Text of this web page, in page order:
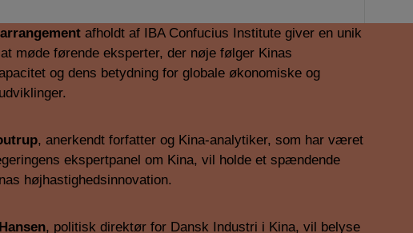
afholdt af IBA Confucius Institute giver en unik
møde førende eksperter, der nøje følger Kinas
og dens betydning for globale økonomiske og
, anerkendt forfatter og Kina-analytiker, som har været
ekspertpanel om Kina, vil holde et spændende
højhastighedsinnovation.
, politisk direktør for Dansk Industri i Kina, vil belyse